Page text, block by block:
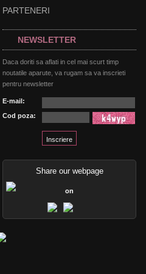
PARTENERI
NEWSLETTER
Daca doriti sa aflati in cel mai scurt timp
noutatile aparute, va rugam sa va inscrieti
pentru newsletter
E-mail:
Cod poza:
Share our webpage
on